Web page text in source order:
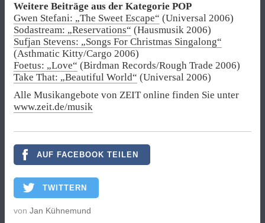
Weitere Beiträge aus der Kategorie POP
Gwen Stefani: „The Sweet Escape“ (Universal 2006)
Sodastream: „Reservations“ (Hausmusik 2006)
Sufjan Stevens: „Songs For Christmas Singalong“
(Asthmatic Kitty/Cargo 2006)
Foetus: „Love“ (Birdman Records/Rough Trade 2006)
Take That: „Beautiful World“ (Universal 2006)
Alle Musikangebote von ZEIT online finden Sie unter
www.zeit.de/musik
AUF FACEBOOK TEILEN
TWITTERN
von Jan Kühnemund